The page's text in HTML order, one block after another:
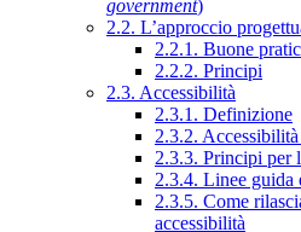
government)
2.2. L’approccio
2.2.1. Buone
2.2.2. Principi
2.3. Accessibilità
2.3.1. Definizione
2.3.2.
2.3.3. Principi per
2.3.4. Linee guida
2.3.5. Come
accessibilità